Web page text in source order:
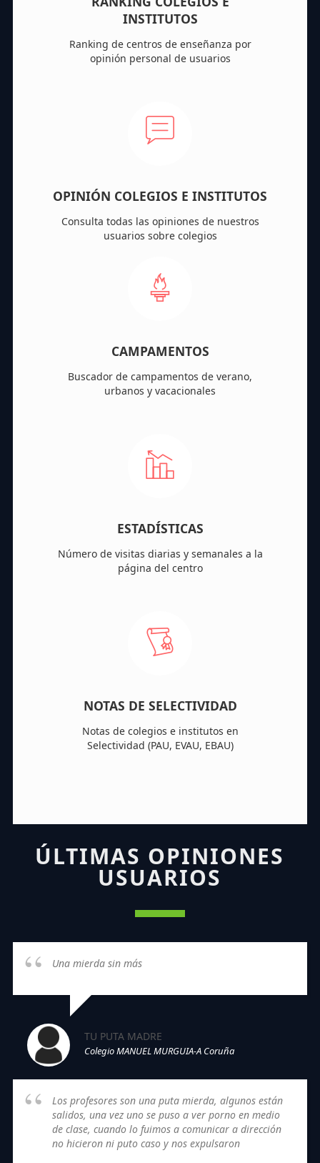
INSTITUTOS
Ranking de centros de enseñanza por
opinión personal de usuarios
OPINIÓN COLEGIOS E INSTITUTOS
Consulta todas las opiniones de nuestros
usuarios sobre colegios
CAMPAMENTOS
Buscador de campamentos de verano,
urbanos y vacacionales
ESTADÍSTICAS
Número de visitas diarias y semanales a la
página del centro
NOTAS DE SELECTIVIDAD
Notas de colegios e institutos en
Selectividad (PAU, EVAU, EBAU)
ÚLTIMAS OPINIONES
USUARIOS
Una mierda sin más
TU PUTA MADRE
Colegio MANUEL MURGUIA-A Coruña
Los profesores son una puta mierda, algunos están
salidos, una vez uno se puso a ver porno en medio
de clase, cuando lo fuimos a comunicar a dirección
no hicieron ni puto caso y nos expulsaron